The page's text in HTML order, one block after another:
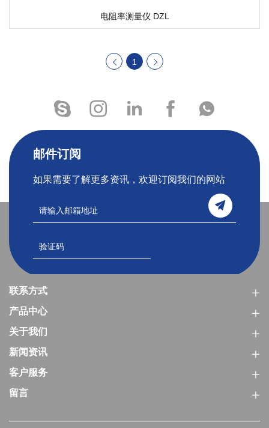
电阻率测量仪 DZL
1
邮件订阅
如果需要了解更多资讯，欢迎订阅我们的网站
联系方式
产品中心
关于我们
新闻资讯
客户服务
留言